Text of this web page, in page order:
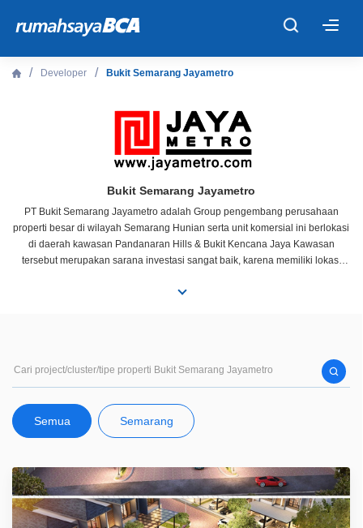
Properti Dijual
Rekanan
Developer Bukit Semarang Jayametro
Bukit Semarang Jayametro
PT Bukit Semarang Jayametro adalah Group pengembang perusahaan
properti besar di wilayah Semarang Hunian serta unit komersial ini berlokasi
di daerah kawasan Pandanaran Hills & Bukit Kencana Jaya Kawasan
tersebut merupakan sarana investasi sangat baik, karena memiliki lokasi
Semua Semarang